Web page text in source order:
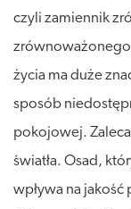
czyli zamiennik
życia ma duże
sposób
pokojowej.
światła. Osad,
wpływa na